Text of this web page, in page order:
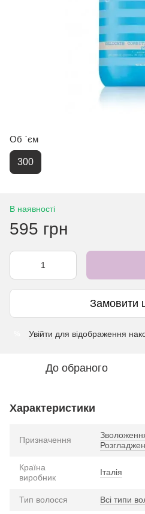
Об `єм
300
В наявності
595 грн
Замовити
Увійти для відображення
До обраного
Характеристики
Призначення
Країна
виробник
Італія
Тип волосся Всі типи